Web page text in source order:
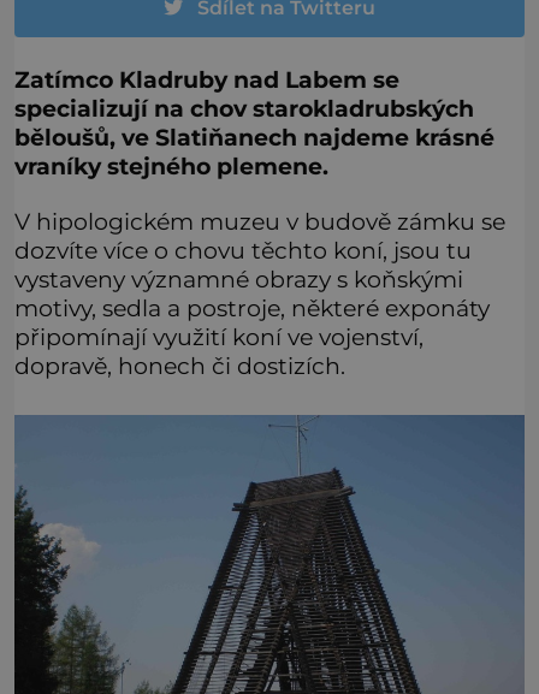
Sdílet na Twitteru
Zatímco Kladruby nad Labem se
specializují na chov starokladrubských
běloušů, ve Slatiňanech najdeme krásné
vraníky stejného plemene.
V hipologickém muzeu v budově zámku se
dozvíte více o chovu těchto koní, jsou tu
vystaveny významné obrazy s koňskými
motivy, sedla a postroje, některé exponáty
připomínají využití koní ve vojenství,
dopravě, honech či dostizích.